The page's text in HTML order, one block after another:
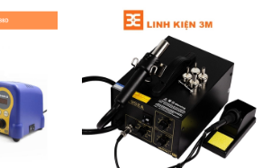
Jack Tay Hàn Loại 5P